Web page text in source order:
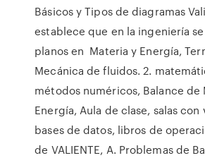
Básicos y Tipos de diagramas
establece que en la ingeniería
planos en Materia y Energía,
Mecánica de fluidos. 2.
métodos numéricos, Balance de
Energía, Aula de clase, salas
bases de datos, libros de
de VALIENTE, A. Problemas de